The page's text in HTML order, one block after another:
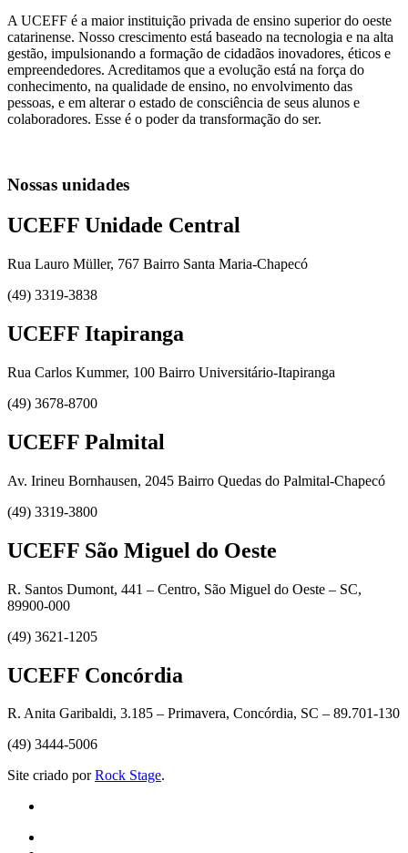
A UCEFF é a maior instituição privada de ensino superior do oeste
catarinense. Nosso crescimento está baseado na tecnologia e na alta
gestão, impulsionando a formação de cidadãos inovadores, éticos e
empreendedores. Acreditamos que a evolução está na força do
conhecimento, na qualidade de ensino, no envolvimento das
pessoas, e em alterar o estado de consciência de seus alunos e
colaboradores. Esse é o poder da transformação do ser.
Nossas unidades
UCEFF Unidade Central
Rua Lauro Müller, 767 Bairro Santa Maria-Chapecó
(49) 3319-3838
UCEFF Itapiranga
Rua Carlos Kummer, 100 Bairro Universitário-Itapiranga
(49) 3678-8700
UCEFF Palmital
Av. Irineu Bornhausen, 2045 Bairro Quedas do Palmital-Chapecó
(49) 3319-3800
UCEFF São Miguel do Oeste
R. Santos Dumont, 441 – Centro, São Miguel do Oeste – SC,
89900-000
(49) 3621-1205
UCEFF Concórdia
R. Anita Garibaldi, 3.185 – Primavera, Concórdia, SC – 89.701-130
(49) 3444-5006
Site criado porRock Stage.